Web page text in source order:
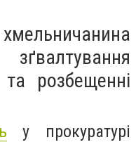
розбещенні
у прокуратурі